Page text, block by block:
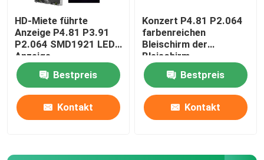
HD-Miete führte
Anzeige P4.81 P3.91
P2.064 SMD1921 LED-
Anzeige
Bestpreis
Kontakt
Konzert P4.81 P2.064
farbenreichen
Bleischirm der
Bleischirm-
Miete1r1g1b im Freien
Bestpreis
Kontakt